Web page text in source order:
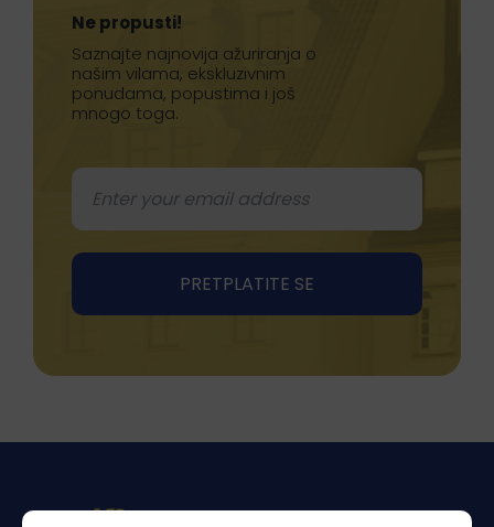
Ne propusti!
Saznajte najnovija ažuriranja o
našim vilama, ekskluzivnim
ponudama, popustima i još
mnogo toga.